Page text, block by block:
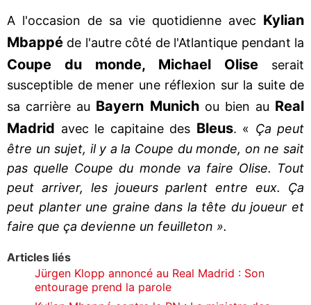
A l'occasion de sa vie quotidienne avec Kylian
Mbappé de l'autre côté de l'Atlantique pendant la
Coupe du monde, Michael Olise
serait
susceptible de mener une réflexion sur la suite de
sa carrière au Bayern Munich ou bien au Real
Madrid avec le capitaine des Bleus. « Ça peut
être un sujet, il y a la Coupe du monde, on ne sait
pas quelle Coupe du monde va faire Olise. Tout
peut arriver, les joueurs parlent entre eux. Ça
peut planter une graine dans la tête du joueur et
faire que ça devienne un feuilleton ».
Articles liés
Jürgen Klopp annoncé au Real Madrid : Son
entourage prend la parole